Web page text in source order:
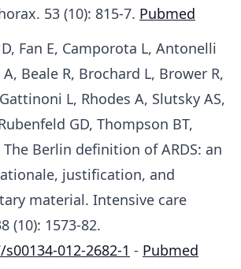
53 (10): 815-7. Pubmed
Fan E, Camporota L, Antonelli
Beale R, Brochard L, Brower R,
L, Rhodes A, Slutsky AS,
GD, Thompson BT,
The Berlin definition of ARDS: an
justification, and
material. Intensive care
(10): 1573-82.
012-2682-1 - Pubmed